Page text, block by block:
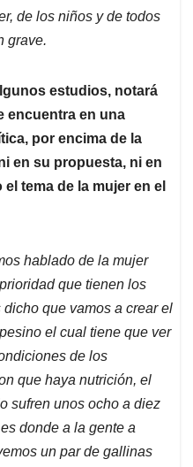
de los niños y de todos
grave.
estudios, notará
encuentra en una
por encima de la
en su propuesta, ni en
tema de la mujer en el
hablado de la mujer
que tienen los
que vamos a crear el
el cual tiene que ver
de los
que haya nutrición, el
sufren unos ocho a diez
donde a la gente a
un par de gallinas